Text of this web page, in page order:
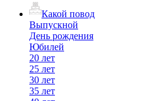
Какой повод
Выпускной
День рождения
Юбилей
20 лет
25 лет
30 лет
35 лет